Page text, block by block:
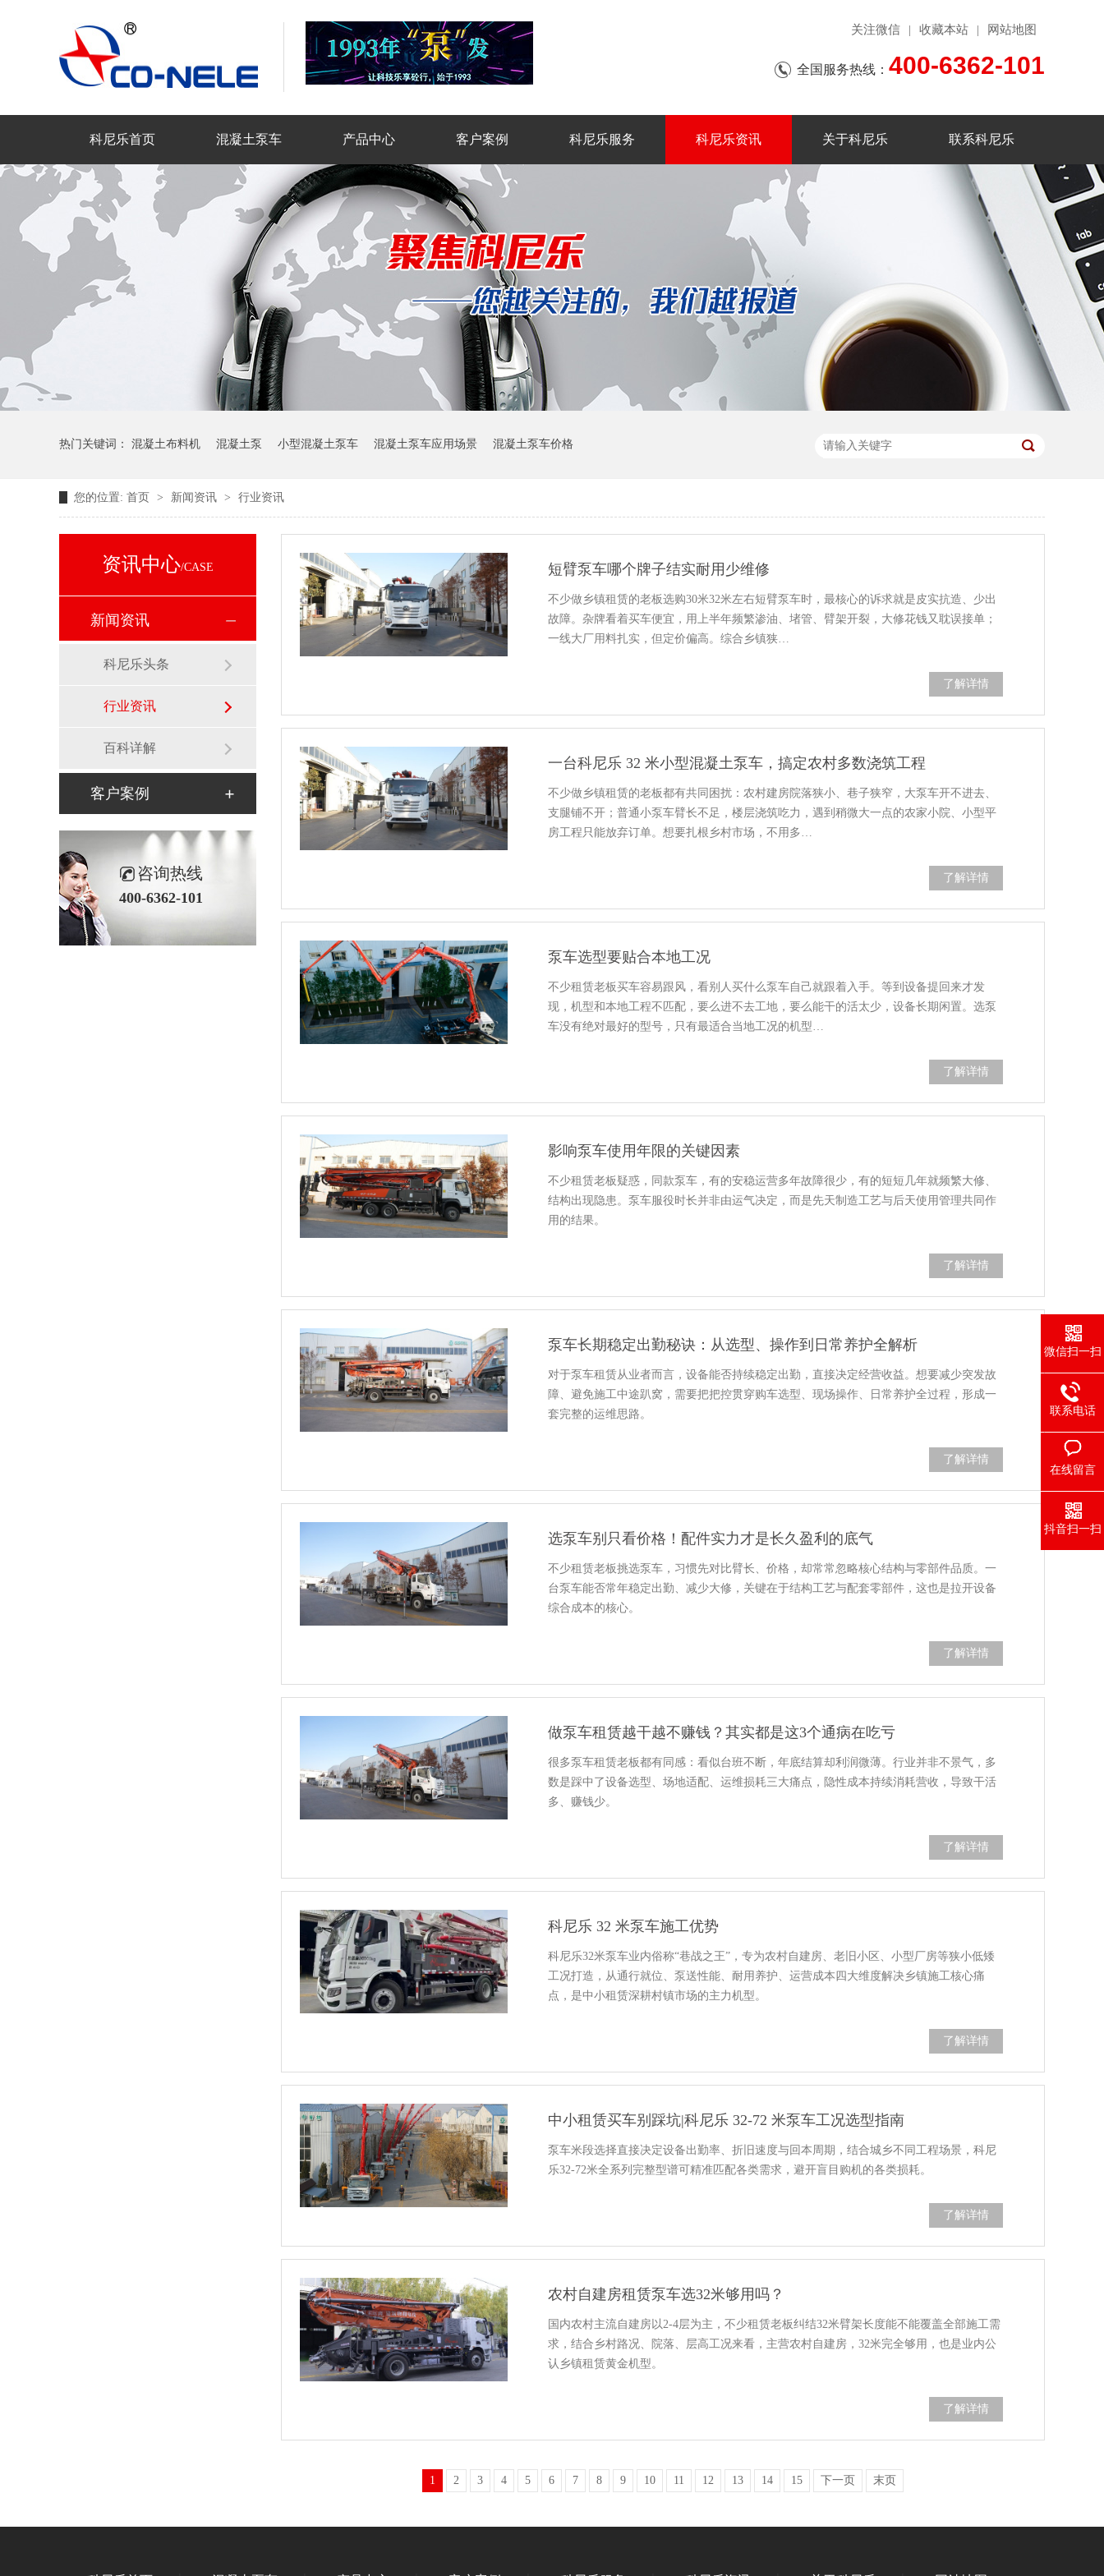
关注微信 收藏本站 网站地图
全国服务热线： 400-6362-101
科尼乐首页 混凝土泵车 产品中心 客户案例 科尼乐服务 科尼乐资讯 关于科尼乐 联系科尼乐
热门关键词： 混凝土布料机 混凝土泵 小型混凝土泵车 混凝土泵车应用场景 混凝土泵车价格
您的位置: 首页 > 新闻资讯 > 行业资讯
资讯中心/CASE
新闻资讯
科尼乐头条
行业资讯
百科详解
客户案例
咨询热线
400-6362-101
短臂泵车哪个牌子结实耐用少维修
不少做乡镇租赁的老板选购30米32米左右短臂泵车时，最核心的诉求就是皮实抗造、少出
故障。杂牌看着买车便宜，用上半年频繁渗油、堵管、臂架开裂，大修花钱又耽误接单；
一线大厂用料扎实，但定价偏高。综合乡镇狭…
了解详情
一台科尼乐 32 米小型混凝土泵车，搞定农村多数浇筑工程
不少做乡镇租赁的老板都有共同困扰：农村建房院落狭小、巷子狭窄，大泵车开不进去、
支腿铺不开；普通小泵车臂长不足，楼层浇筑吃力，遇到稍微大一点的农家小院、小型平
房工程只能放弃订单。想要扎根乡村市场，不用多…
了解详情
泵车选型要贴合本地工况
不少租赁老板买车容易跟风，看别人买什么泵车自己就跟着入手。等到设备提回来才发
现，机型和本地工程不匹配，要么进不去工地，要么能干的活太少，设备长期闲置。选泵
车没有绝对最好的型号，只有最适合当地工况的机型…
了解详情
影响泵车使用年限的关键因素
不少租赁老板疑惑，同款泵车，有的安稳运营多年故障很少，有的短短几年就频繁大修、
结构出现隐患。泵车服役时长并非由运气决定，而是先天制造工艺与后天使用管理共同作
用的结果。
了解详情
泵车长期稳定出勤秘诀：从选型、操作到日常养护全解析
对于泵车租赁从业者而言，设备能否持续稳定出勤，直接决定经营收益。想要减少突发故
障、避免施工中途趴窝，需要把把控贯穿购车选型、现场操作、日常养护全过程，形成一
套完整的运维思路。
了解详情
选泵车别只看价格！配件实力才是长久盈利的底气
不少租赁老板挑选泵车，习惯先对比臂长、价格，却常常忽略核心结构与零部件品质。一
台泵车能否常年稳定出勤、减少大修，关键在于结构工艺与配套零部件，这也是拉开设备
综合成本的核心。
了解详情
做泵车租赁越干越不赚钱？其实都是这3个通病在吃亏
很多泵车租赁老板都有同感：看似台班不断，年底结算却利润微薄。行业并非不景气，多
数是踩中了设备选型、场地适配、运维损耗三大痛点，隐性成本持续消耗营收，导致干活
多、赚钱少。
了解详情
科尼乐 32 米泵车施工优势
科尼乐32米泵车业内俗称“巷战之王”，专为农村自建房、老旧小区、小型厂房等狭小低矮
工况打造，从通行就位、泵送性能、耐用养护、运营成本四大维度解决乡镇施工核心痛
点，是中小租赁深耕村镇市场的主力机型。
了解详情
中小租赁买车别踩坑|科尼乐 32-72 米泵车工况选型指南
泵车米段选择直接决定设备出勤率、折旧速度与回本周期，结合城乡不同工程场景，科尼
乐32-72米全系列完整型谱可精准匹配各类需求，避开盲目购机的各类损耗。
了解详情
农村自建房租赁泵车选32米够用吗？
国内农村主流自建房以2-4层为主，不少租赁老板纠结32米臂架长度能不能覆盖全部施工需
求，结合乡村路况、院落、层高工况来看，主营农村自建房，32米完全够用，也是业内公
认乡镇租赁黄金机型。
了解详情
1 2 3 4 5 6 7 8 9 10 11 12 13 14 15 下一页 末页
微信扫一扫
联系电话
在线留言
抖音扫一扫